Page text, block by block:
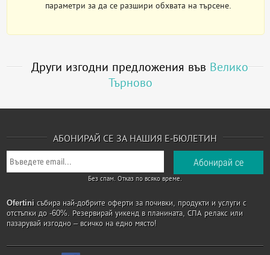
параметри за да се разшири обхвата на търсене.
Други изгодни предложения във Велико
Търново
АБОНИРАЙ СЕ ЗА НАШИЯ Е-БЮЛЕТИН
Без спам. Отказ по всяко време.
Ofertini събира най-добрите оферти за почивки, продукти и услуги с
отстъпки до -60%. Резервирай уикенд в планината, СПА релакс или
пазарувай изгодно – всичко на едно място!